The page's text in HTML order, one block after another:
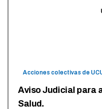
Acciones colectivas de
Aviso Judicial para
Salud.